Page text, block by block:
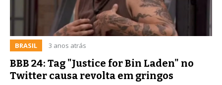
BRASIL 3 anos atrás
BBB 24: Tag "Justice for Bin Laden" no
Twitter causa revolta em gringos